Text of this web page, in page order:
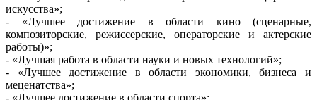
искусства»;
- «Лучшее достижение в области кино (сценарные,
композиторские, режиссерские, операторские и актерские
работы)»;
- «Лучшая работа в области науки и новых технологий»;
- «Лучшее достижение в области экономики, бизнеса и
меценатства»;
- «Лучшее достижение в области спорта»;